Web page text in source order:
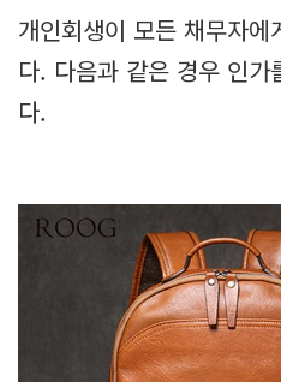
개인회생이 모든 채무자
다. 다음과 같은 경우 인
다.